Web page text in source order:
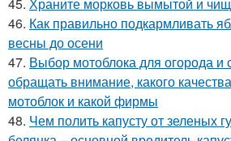
45. Храните морковь вымытой и
46. Как правильно подкармливать
весны до осени
47. Выбор мотоблока для огорода и
обращать внимание, какого
мотоблок и какой фирмы
48. Чем полить капусту от зеленых